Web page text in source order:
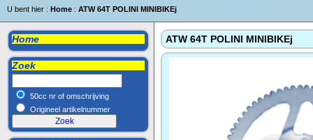
U bent hier : Home : ATW 64T POLINI MINIBIKEj
Home
Zoek
50cc nr of omschrijving
Origineel artikelnummer
ATW 64T POLINI MINIBIKEj